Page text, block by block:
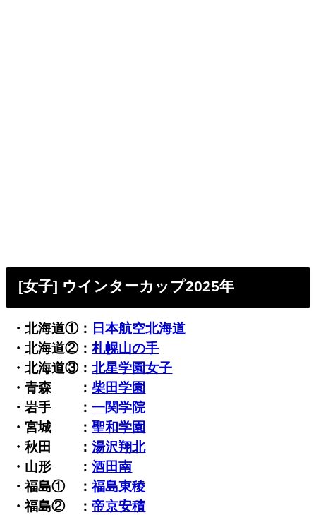
[女子] ウインターカップ2025年
・北海道①： 日本航空北海道
・北海道②：札幌山の手
・北海道③：北星学園女子
・青森 ： 柴田学園
・岩手 ：一関学院
・宮城 ：聖和学園
・秋田 ：湯沢翔北
・山形 ：酒田南
・福島① ：福島東稜
・福島② ：帝京安積